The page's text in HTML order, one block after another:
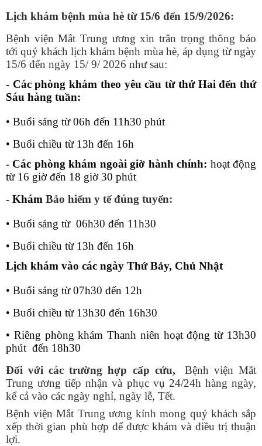
Lịch khám bệnh mùa hè từ 15/6 đến 15/9/2026:
Bệnh viện Mắt Trung ương xin trân trọng thông báo
tới quý khách lịch khám bệnh mùa hè, áp dụng từ ngày
15/6 đến ngày 15/ 9/ 2026 như sau:
- Các phòng khám theo yêu cầu từ thứ Hai đến thứ
Sáu hàng tuần:
• Buổi sáng từ 06h đến 11h30 phút
• Buổi chiều từ 13h đến 16h
- Các phòng khám ngoài giờ hành chính: hoạt động
từ 16 giờ đến 18 giờ 30 phút
- Khám Bảo hiểm y tế đúng tuyến:
• Buổi sáng từ06h30 đến 11h30
• Buổi chiều từ 13h đến 16h
Lịch khám vào các ngày Thứ Bảy, Chủ Nhật
• Buổi sáng từ07h30 đến 12h
• Buổi chiều từ13h30 đến 16h30
• Riêng phòng khám Thanh niên hoạt động từ 13h30
phút đến 18h30
Đối với các trường hợp cấp cứu,
Bệnh viện Mắt
Trung ương tiếp nhận và phục vụ 24/24h hàng ngày,
kể cả vào các ngày nghỉ, ngày lễ, Tết.
Bệnh viện Mắt Trung ương kính mong quý khách sắp
xếp thời gian phù hợp để được khám và điều trị thuận
lợi.